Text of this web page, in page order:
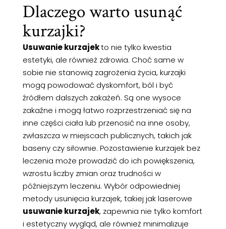
Dlaczego warto usunąć
kurzajki?
Usuwanie kurzajekto nie tylko kwestia
estetyki, ale również zdrowia. Choć same w
sobie nie stanowią zagrożenia życia, kurzajki
mogą powodować dyskomfort, ból i być
źródłem dalszych zakażeń. Są one wysoce
zakaźne i mogą łatwo rozprzestrzeniać się na
inne części ciała lub przenosić na inne osoby,
zwłaszcza w miejscach publicznych, takich jak
baseny czy siłownie. Pozostawienie kurzajek bez
leczenia może prowadzić do ich powiększenia,
wzrostu liczby zmian oraz trudności w
późniejszym leczeniu. Wybór odpowiedniej
metody usunięcia kurzajek, takiej jak laserowe
usuwanie kurzajek, zapewnia nie tylko komfort
i estetyczny wygląd, ale również minimalizuje